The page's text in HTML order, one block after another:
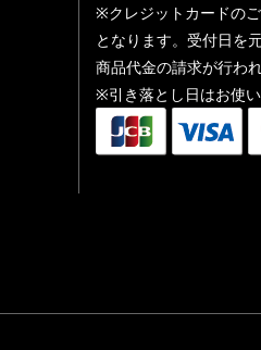
※クレジットカードの
となります。受付日を
商品代金の請求が行われ
※引き落とし日はお使